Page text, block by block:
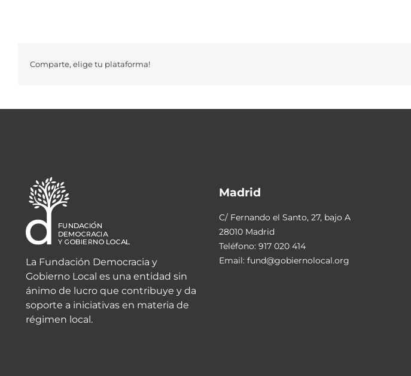
Comparte, elige tu plataforma!
La Fundación Democracia y
Gobierno Local es una entidad sin
ánimo de lucro que contribuye y da
soporte a iniciativas en materia de
régimen local.
Madrid
C/ Fernando el Santo, 27, bajo A
28010 Madrid
Teléfono: 917 020 414
Email: fund@gobiernolocal.org